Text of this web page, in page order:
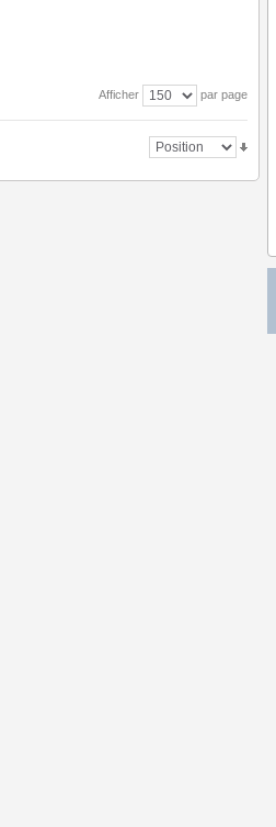
Afficher par page